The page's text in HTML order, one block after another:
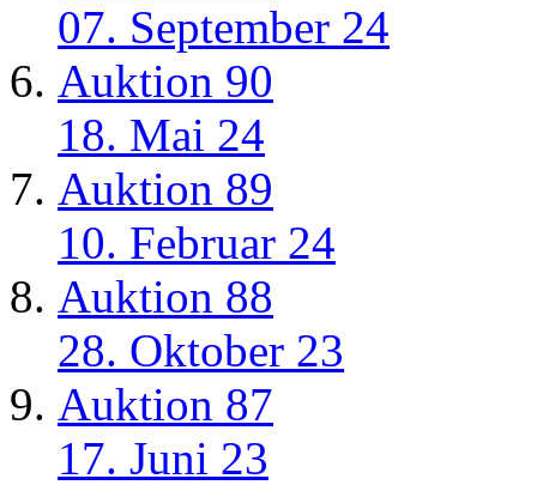
07. September 24
Auktion 90
18. Mai 24
Auktion 89
10. Februar 24
Auktion 88
28. Oktober 23
Auktion 87
17. Juni 23